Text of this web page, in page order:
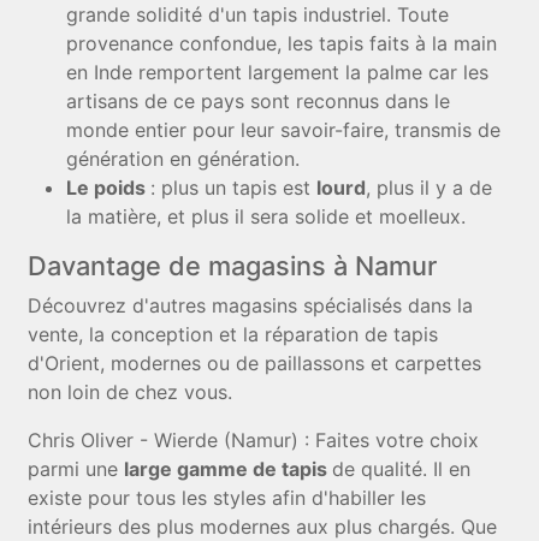
grande solidité d'un tapis industriel. Toute
provenance confondue, les tapis faits à la main
en Inde remportent largement la palme car les
artisans de ce pays sont reconnus dans le
monde entier pour leur savoir-faire, transmis de
génération en génération.
Le poids : plus un tapis est lourd, plus il y a de
la matière, et plus il sera solide et moelleux.
Davantage de magasins à Namur
Découvrez d'autres magasins spécialisés dans la
vente, la conception et la réparation de tapis
d'Orient, modernes ou de paillassons et carpettes
non loin de chez vous.
Chris Oliver - Wierde (Namur) : Faites votre choix
parmi une large gamme de tapis de qualité. Il en
existe pour tous les styles afin d'habiller les
intérieurs des plus modernes aux plus chargés. Que